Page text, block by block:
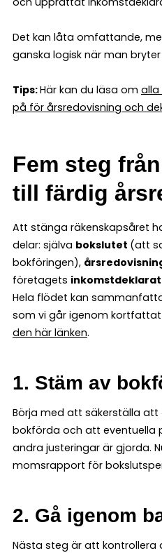
Det kan låta omfattande,
ganska logisk när man
Tips:Här kan du läsa om alla
på för årsredovisning och
Fem steg
till färdig
Att stänga räkenskapsåret
delar: själva bokslutet (att
bokföringen),
företagets
Hela flödet kan
som vi går igenom
den här länken.
1. Stäm av
Börja med att säkerställa
bokförda och att eventuella
andra justeringar är gjorda.
momsrapport för
2. Gå igenom
Nästa steg är att kontrollera